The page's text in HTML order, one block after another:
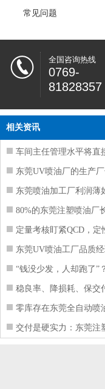
常见问题
全国咨询热线
0769-
81828357
相关资讯